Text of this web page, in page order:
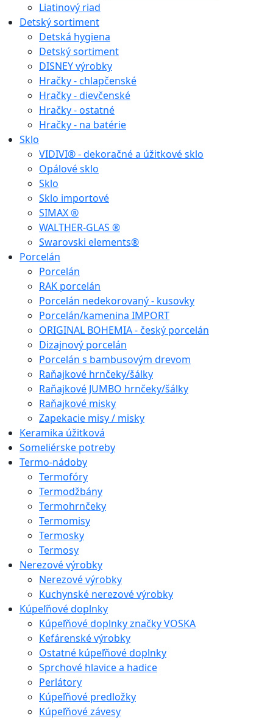
Liatinový riad
Detský sortiment
Detská hygiena
Detský sortiment
DISNEY výrobky
Hračky - chlapčenské
Hračky - dievčenské
Hračky - ostatné
Hračky - na batérie
Sklo
VIDIVI® - dekoračné a úžitkové sklo
Opálové sklo
Sklo
Sklo importové
SIMAX ®
WALTHER-GLAS ®
Swarovski elements®
Porcelán
Porcelán
RAK porcelán
Porcelán nedekorovaný - kusovky
Porcelán/kamenina IMPORT
ORIGINAL BOHEMIA - český porcelán
Dizajnový porcelán
Porcelán s bambusovým drevom
Raňajkové hrnčeky/šálky
Raňajkové JUMBO hrnčeky/šálky
Raňajkové misky
Zapekacie misy / misky
Keramika úžitková
Someliérske potreby
Termo-nádoby
Termofóry
Termodžbány
Termohrnčeky
Termomisy
Termosky
Termosy
Nerezové výrobky
Nerezové výrobky
Kuchynské nerezové výrobky
Kúpeľňové doplnky
Kúpeľňové doplnky značky VOSKA
Kefárenské výrobky
Ostatné kúpeľňové doplnky
Sprchové hlavice a hadice
Perlátory
Kúpeľňové predložky
Kúpeľňové závesy